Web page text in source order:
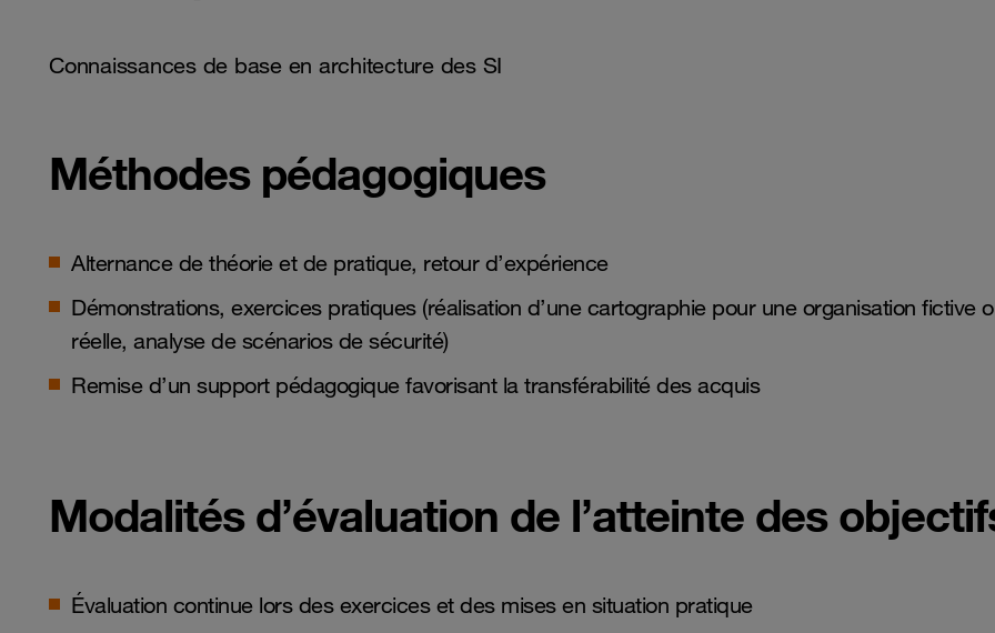
Connaissances de base en architecture des SI
Méthodes pédagogiques
Alternance de théorie et de pratique, retour d’expérience
Démonstrations, exercices pratiques (réalisation d’une cartographie pour une organisation fictive
réelle, analyse de scénarios de sécurité)
Remise d’un support pédagogique favorisant la transférabilité des acquis
Modalités d’évaluation de l’atteinte des
Évaluation continue lors des exercices et des mises en situation pratique